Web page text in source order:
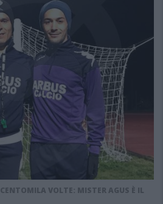
VOLTE: MISTER AGUS È IL